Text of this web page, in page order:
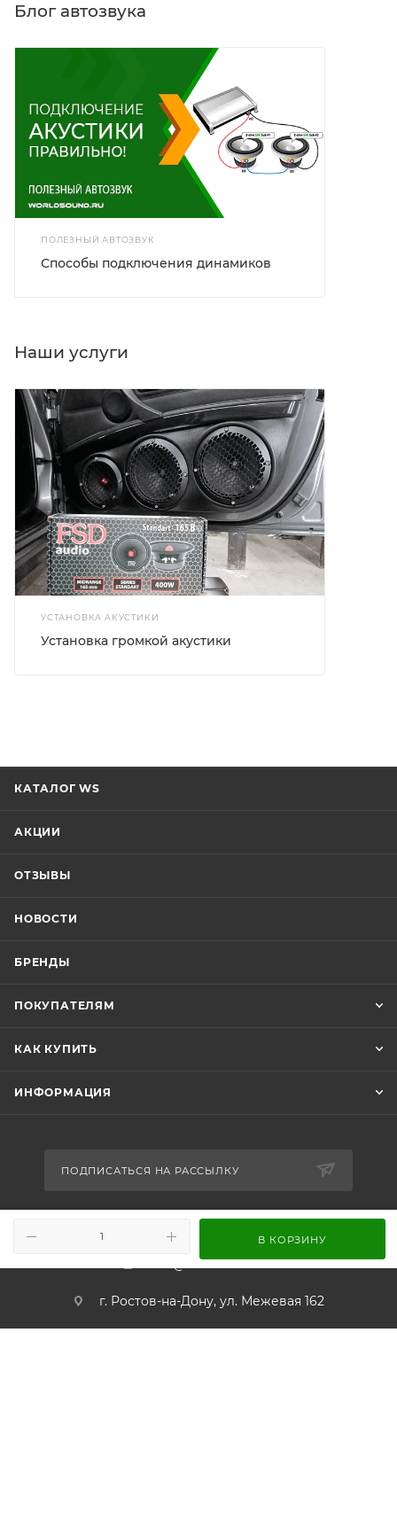
В КОРЗИНУ
Блог автозвука
ПОЛЕЗНЫЙ АВТОЗВУК
Способы подключения динамиков
Наши услуги
УСТАНОВКА АКУСТИКИ
Установка громкой акустики
КАТАЛОГ WS
АКЦИИ
ОТЗЫВЫ
НОВОСТИ
БРЕНДЫ
ПОКУПАТЕЛЯМ
КАК КУПИТЬ
ИНФОРМАЦИЯ
ПОДПИСАТЬСЯ НА РАССЫЛКУ
+7 989 716-65-86
info@worldsound.ru
г. Ростов-на-Дону, ул. Межевая 162